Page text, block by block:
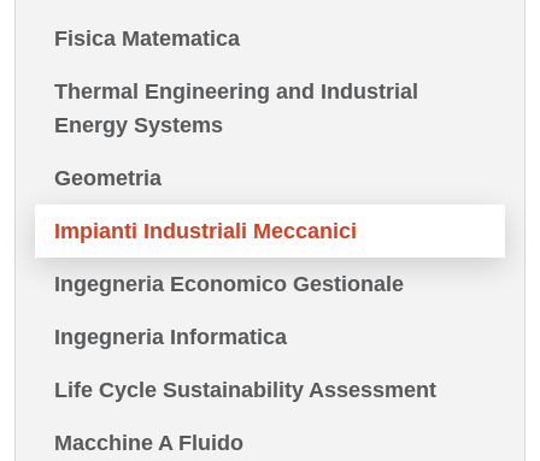
Fisica Matematica
Thermal Engineering and Industrial
Energy Systems
Geometria
Impianti Industriali Meccanici
Ingegneria Economico Gestionale
Ingegneria Informatica
Life Cycle Sustainability Assessment
Macchine A Fluido